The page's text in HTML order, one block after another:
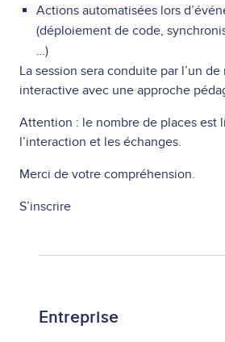
Actions automatisées lors
(déploiement de code,
…)
La session sera conduite par l’un
interactive avec une approche
Attention : le nombre de places est
l’interaction et les échanges.
Merci de votre compréhension.
S’inscrire
Entreprise